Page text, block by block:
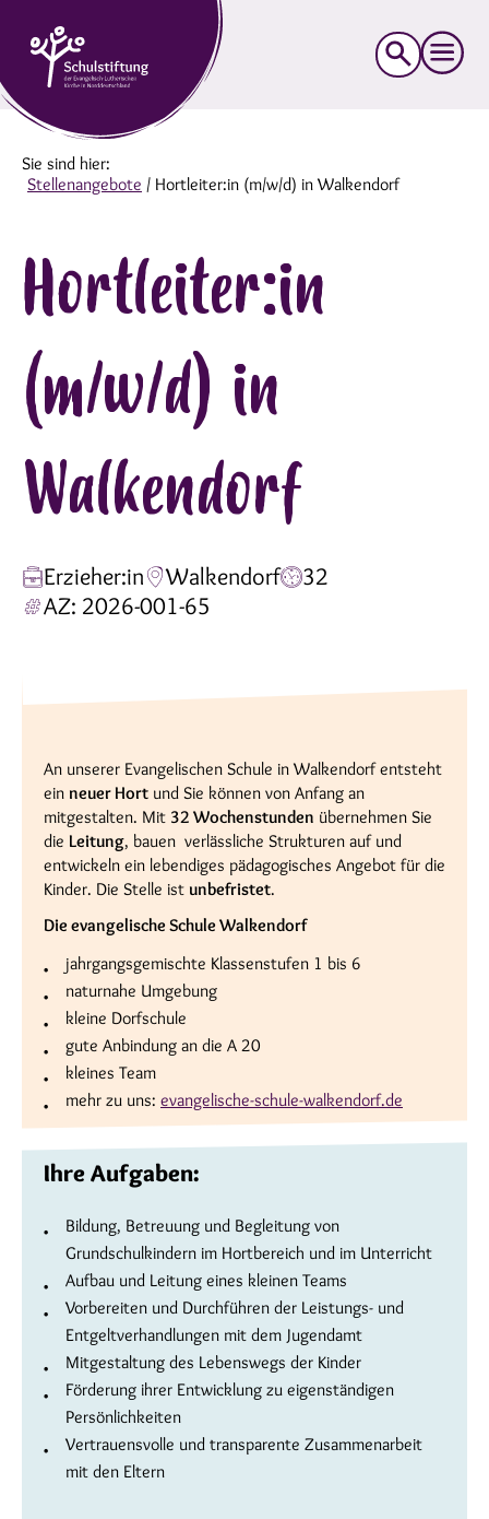
Suche
nach:
Sie sind hier:
Stellenangebote / Hortleiter:in (m/w/d) in Walkendorf
Hortleiter:in
(m/w/d) in
Walkendorf
Erzieher:in Walkendorf
32
AZ: 2026-001-65
An unserer Evangelischen Schule in Walkendorf entsteht
ein neuer Hort und Sie können von Anfang an
mitgestalten. Mit 32 Wochenstunden übernehmen Sie
die Leitung, bauen verlässliche Strukturen auf und
entwickeln ein lebendiges pädagogisches Angebot für die
Kinder. Die Stelle ist unbefristet.
Die evangelische Schule Walkendorf
jahrgangsgemischte Klassenstufen 1 bis 6
naturnahe Umgebung
kleine Dorfschule
gute Anbindung an die A 20
kleines Team
mehr zu uns: evangelische-schule-walkendorf.de
Ihre Aufgaben:
Bildung, Betreuung und Begleitung von
Grundschulkindern im Hortbereich und im Unterricht
Aufbau und Leitung eines kleinen Teams
Vorbereiten und Durchführen der Leistungs- und
Entgeltverhandlungen mit dem Jugendamt
Mitgestaltung des Lebenswegs der Kinder
Förderung ihrer Entwicklung zu eigenständigen
Persönlichkeiten
Vertrauensvolle und transparente Zusammenarbeit
mit den Eltern